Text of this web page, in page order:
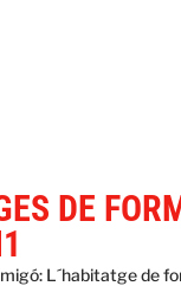
DE
L´habitatge de